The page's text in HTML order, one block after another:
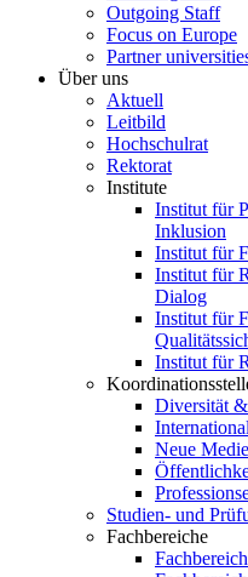
Outgoing Staff
Focus on Europe
Partner
Über uns
Aktuell
Leitbild
Hochschulrat
Rektorat
Institute
Institut für
Inklusion
Institut für
Institut für
Dialog
Institut für
Institut für
Diversität
Neue
Studien- und
Fachbereiche